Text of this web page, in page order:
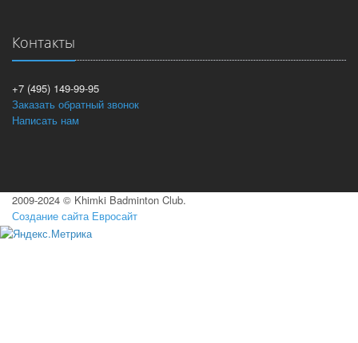
Контакты
+7 (495) 149-99-95
Заказать обратный звонок
Написать нам
2009-2024 © Khimki Badminton Club.
Создание сайта Евросайт